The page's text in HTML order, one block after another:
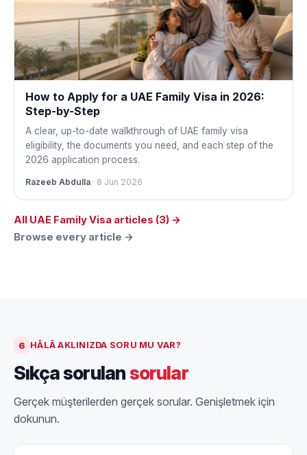
How to Apply for a UAE Family Visa in 2026:
Step-by-Step
A clear, up-to-date walkthrough of UAE family visa
eligibility, the documents you need, and each step of the
2026 application process.
Razeeb Abdulla · 8 Jun 2026
All UAE Family Visa articles (3) →
Browse every article →
6 HÂLÂ AKLINIZDA SORU MU VAR?
Sıkça sorulansorular
Gerçek müşterilerden gerçek sorular. Genişletmek için
dokunun.